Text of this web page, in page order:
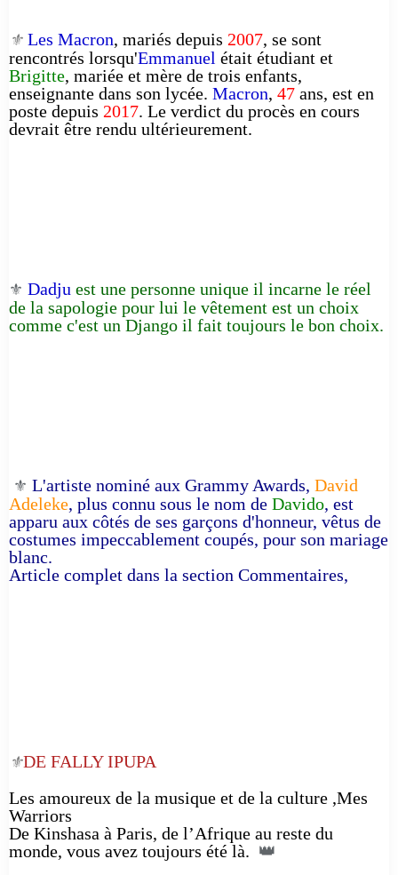
⚜️ Les Macron, mariés depuis 2007, se sont
rencontrés lorsqu'Emmanuel était étudiant et
Brigitte, mariée et mère de trois enfants,
enseignante dans son lycée. Macron, 47 ans, est en
poste depuis 2017. Le verdict du procès en cours
devrait être rendu ultérieurement.
⚜️ Dadju est une personne unique il incarne le réel
de la sapologie pour lui le vêtement est un choix
comme c'est un Django il fait toujours le bon choix.
⚜️ L'artiste nominé aux Grammy Awards, David
Adeleke, plus connu sous le nom de Davido, est
apparu aux côtés de ses garçons d'honneur, vêtus de
costumes impeccablement coupés, pour son mariage
blanc.
Article complet dans la section Commentaires,
⚜️DE FALLY IPUPA
Les amoureux de la musique et de la culture ,Mes
Warriors
De Kinshasa à Paris, de l’Afrique au reste du
monde, vous avez toujours été là. 👑